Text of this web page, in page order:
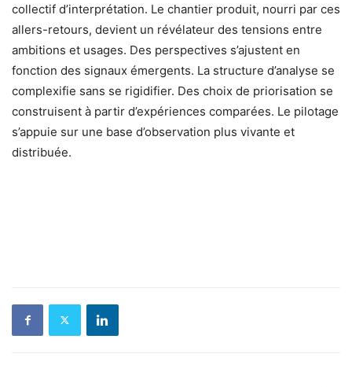
collectif d’interprétation. Le chantier produit, nourri par ces
allers-retours, devient un révélateur des tensions entre
ambitions et usages. Des perspectives s’ajustent en
fonction des signaux émergents. La structure d’analyse se
complexifie sans se rigidifier. Des choix de priorisation se
construisent à partir d’expériences comparées. Le pilotage
s’appuie sur une base d’observation plus vivante et
distribuée.